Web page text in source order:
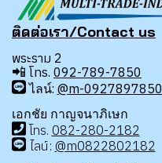
ติดต่อเรา/Contact us
พระราม 2
📲 โทร. 092-789-7850
ไลน์: @m-0927897850
เอกชัย กาญจนาภิเษก
โทร. 082-280-2182
ไลน์: @m0822802182